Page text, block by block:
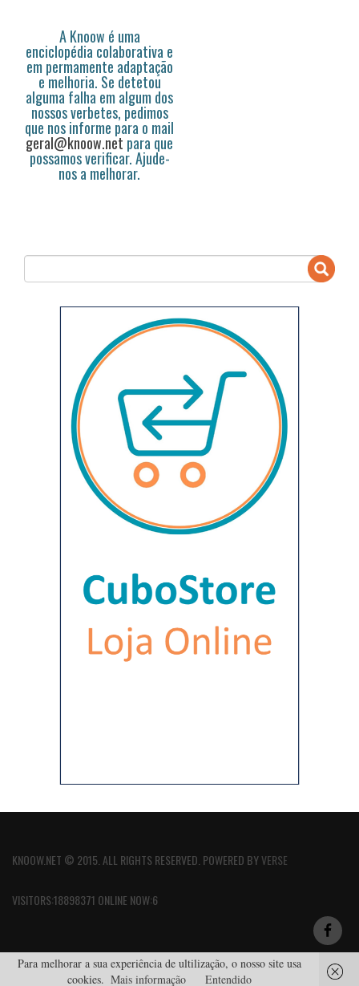
A Knoow é uma
enciclopédia colaborativa e
em permamente adaptação
e melhoria. Se detetou
alguma falha em algum dos
nossos verbetes, pedimos
que nos informe para o mail
geral@knoow.net para que
possamos verificar. Ajude-
nos a melhorar.
KNOOW.NET © 2015. ALL RIGHTS RESERVED. POWERED BYVERSE
VISITORS:18898371 ONLINE NOW:6
Para melhorar a sua experiência de ultilização, o nosso site usa
cookies. Mais informação Entendido